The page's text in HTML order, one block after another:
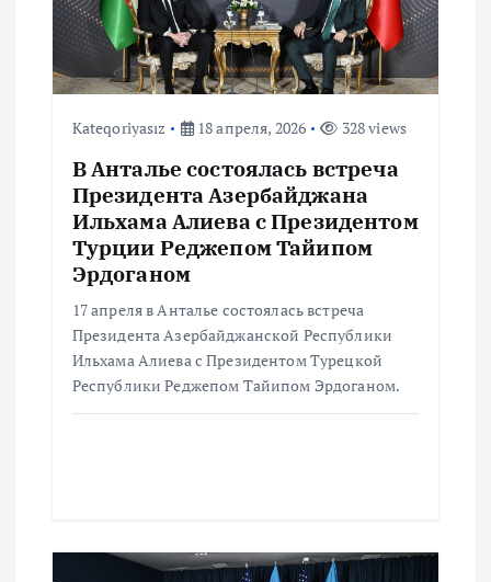
а
п
Kateqoriyasız 18 апреля, 2026 328 views
В Анталье состоялась встреча
Президента Азербайджана
Ильхама Алиева с Президентом
Турции Реджепом Тайипом
Эрдоганом
17 апреля в Анталье состоялась встреча
Президента Азербайджанской Республики
Ильхама Алиева с Президентом Турецкой
Республики Реджепом Тайипом Эрдоганом.